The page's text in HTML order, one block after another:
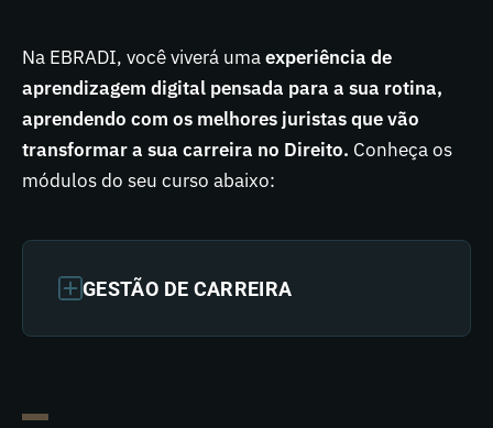
Na EBRADI, você viverá umaexperiência de
aprendizagem digital pensada para a sua rotina,
aprendendo com os melhores juristas que vão
transformar a sua carreira no Direito. Conheça os
módulos do seu curso abaixo:
GESTÃO DE CARREIRA